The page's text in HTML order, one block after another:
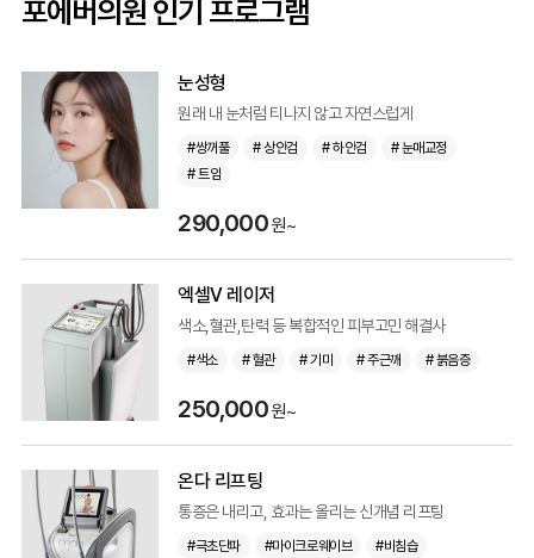
포에버의원 인기 프로그램
눈성형
원래 내 눈처럼 티나지 않고 자연스럽게
#쌍꺼풀 # 상안검 # 하안검
# 눈매교정
# 트임
290,000원~
엑셀V 레이저
색소,혈관,탄력 등 복합적인 피부고민 해결사
#색소 # 혈관 # 기미 # 주근깨 # 붉음증
250,000원~
온다 리프팅
통증은 내리고, 효과는 올리는 신개념 리프팅
#극초단파 #마이크로웨이브 #비침습